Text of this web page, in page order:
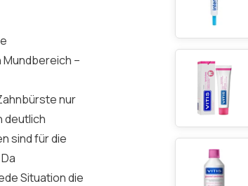
–
nur
deutlich
sind für die
Situation die